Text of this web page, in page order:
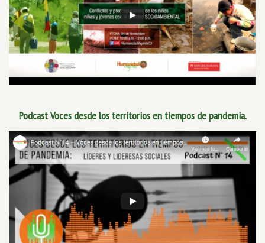
Podcast Voces desde los territorios en tiempos de pandemia.